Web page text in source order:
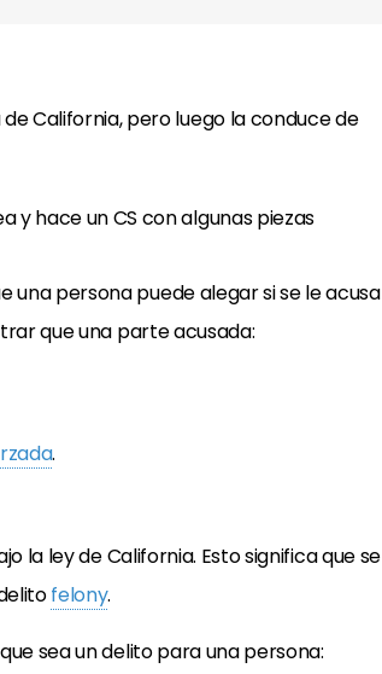
California, pero luego la conduce de
y hace un CS con algunas piezas
una persona puede alegar si se le acusa
que una parte acusada:
.
la ley de California. Esto significa que se
felony.
sea un delito para una persona: